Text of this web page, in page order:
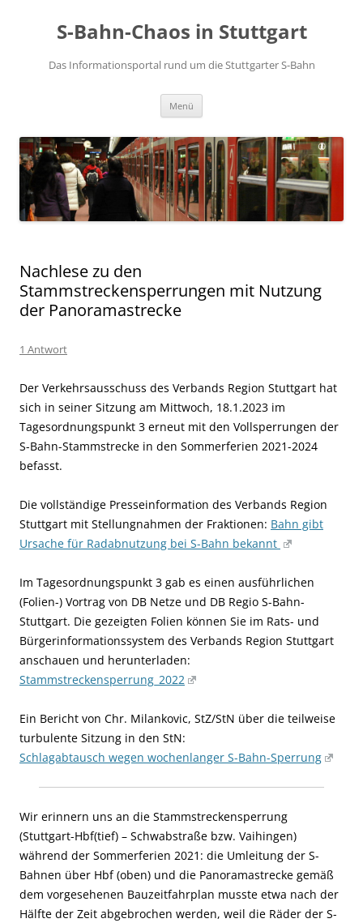
S-Bahn-Chaos in Stuttgart
Das Informationsportal rund um die Stuttgarter S-Bahn
Menü
Nachlese zu den
Stammstreckensperrungen mit Nutzung
der Panoramastrecke
1 Antwort
Der Verkehrsausschuss des Verbands Region Stuttgart hat
sich in seiner Sitzung am Mittwoch, 18.1.2023 im
Tagesordnungspunkt 3 erneut mit den Vollsperrungen der
S-Bahn-Stammstrecke in den Sommerferien 2021-2024
befasst.
Die vollständige Presseinformation des Verbands Region
Stuttgart mit Stellungnahmen der Fraktionen: Bahn gibt
Ursache für Radabnutzung bei S-Bahn bekannt
Im Tagesordnungspunkt 3 gab es einen ausführlichen
(Folien-) Vortrag von DB Netze und DB Regio S-Bahn-
Stuttgart. Die gezeigten Folien können Sie im Rats- und
Bürgerinformationssystem des Verbands Region Stuttgart
anschauen und herunterladen:
Stammstreckensperrung_2022
Ein Bericht von Chr. Milankovic, StZ/StN über die teilweise
turbulente Sitzung in den StN:
Schlagabtausch wegen wochenlanger S-Bahn-Sperrung
Wir erinnern uns an die Stammstreckensperrung
(Stuttgart-Hbf(tief) – Schwabstraße bzw. Vaihingen)
während der Sommerferien 2021: die Umleitung der S-
Bahnen über Hbf (oben) und die Panoramastrecke gemäß
dem vorgesehenen Bauzeitfahrplan musste etwa nach der
Hälfte der Zeit abgebrochen werden, weil die Räder der S-